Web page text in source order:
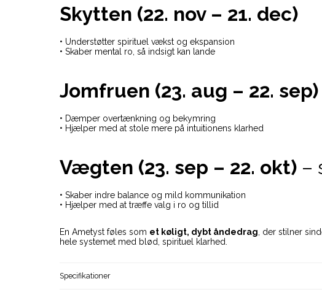
Skytten (22. nov – 21. dec)
• Understøtter spirituel vækst og ekspansion
• Skaber mental ro, så indsigt kan lande
Jomfruen (23. aug – 22. sep)
• Dæmper overtænkning og bekymring
• Hjælper med at stole mere på intuitionens klarhed
Vægten (23. sep – 22. okt) –
• Skaber indre balance og mild kommunikation
• Hjælper med at træffe valg i ro og tillid
En Ametyst føles som et køligt, dybt åndedrag , der stilner
hele systemet med blød, spirituel klarhed.
Specifikationer